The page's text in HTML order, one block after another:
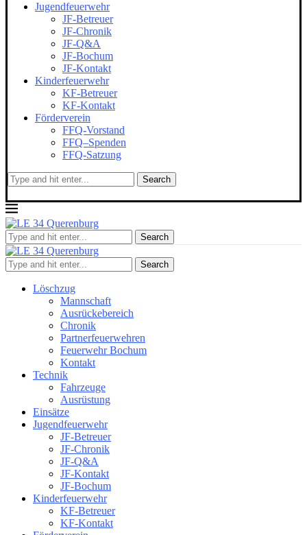
Jugendfeuerwehr
JF-Betreuer
JF-Chronik
JF-Q&A
JF-Bochum
JF-Kontakt
Kinderfeuerwehr
KF-Betreuer
KF-Kontakt
Förderverein
FFQ-Vorstand
FFQ–Spenden
FFQ-Satzung
Search
Search
Search
Löschzug
Mannschaft
Ausrückebereich
Chronik
Partnerfeuerwehren
Feuerwehr Bochum
Kontakt
Technik
Fahrzeuge
Ausrüstung
Einsätze
Jugendfeuerwehr
JF-Betreuer
JF-Chronik
JF-Q&A
JF-Kontakt
JF-Bochum
Kinderfeuerwehr
KF-Betreuer
KF-Kontakt